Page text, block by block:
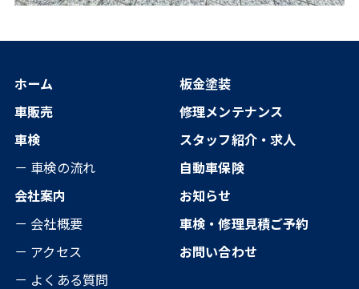
ホーム
車販売
車検
－ 車検の流れ
板金塗装
修理メンテナンス
スタッフ紹介・求人
自動車保険
会社案内
－ 会社概要
－ アクセス
－ よくある質問
お知らせ
車検・修理見積ご予約
お問い合わせ